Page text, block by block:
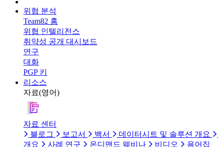
위협 분석
Team82 홈
위협 인텔리전스
취약성 공개 대시보드
연구
대화
PGP 키
리소스
자료(영어)
자료 센터
블로그
보고서 백서
데이터시트 및 솔루션 개요
개요
사례 연구 온디맨드 웨비나 비디오
용어집